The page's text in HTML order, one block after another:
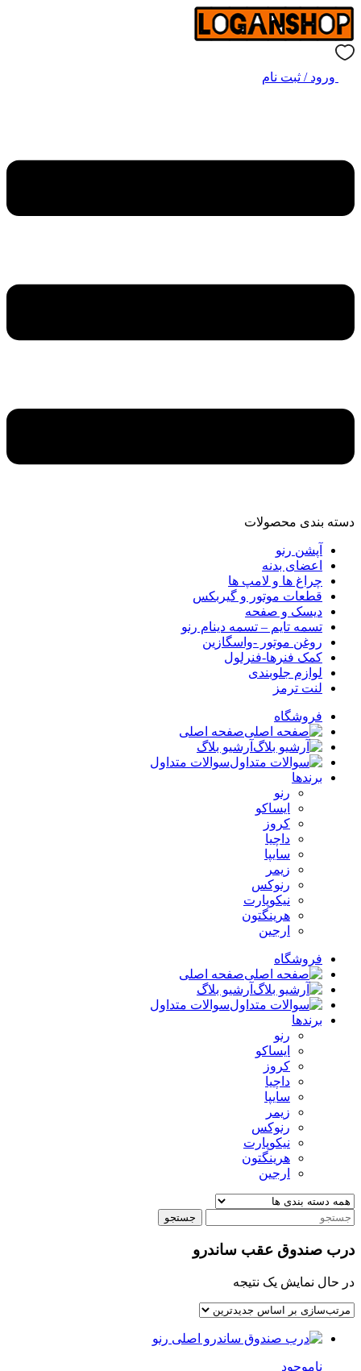
ورود / ثبت نام
دسته‌ بندی محصولات
آپشن رنو
اعضای بدنه
چراغ ها و لامپ ها
قطعات موتور و گیربکس
دیسک و صفحه
تسمه تایم – تسمه دینام رنو
روغن موتور -واسگازین
کمک فنرها-فنرلول
لوازم جلوبندی
لنت ترمز
فروشگاه
صفحه اصلی
آرشیو بلاگ
سوالات متداول
برندها
رنو
ایساکو
کروز
داچیا
سایپا
زیمر
رنوکس
نیکوپارت
هرینگتون
ارجین
فروشگاه
صفحه اصلی
آرشیو بلاگ
سوالات متداول
برندها
رنو
ایساکو
کروز
داچیا
سایپا
زیمر
رنوکس
نیکوپارت
هرینگتون
ارجین
جستجو
درب صندوق عقب ساندرو
در حال نمایش یک نتیجه
ناموجود